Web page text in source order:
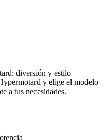
diversión y estilo
y elige el modelo
a tus necesidades.